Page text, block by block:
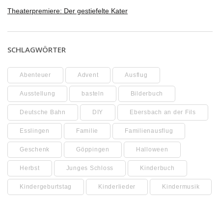
Theaterpremiere: Der gestiefelte Kater
SCHLAGWÖRTER
Abenteuer Advent Ausflug
Ausstellung basteln Bilderbuch
Deutsche Bahn DIY Ebersbach an der Fils
Esslingen Familie Familienausflug
Geschenk Göppingen Halloween
Herbst Junges Schloss Kinderbuch
Kindergeburtstag Kinderlieder Kindermusik